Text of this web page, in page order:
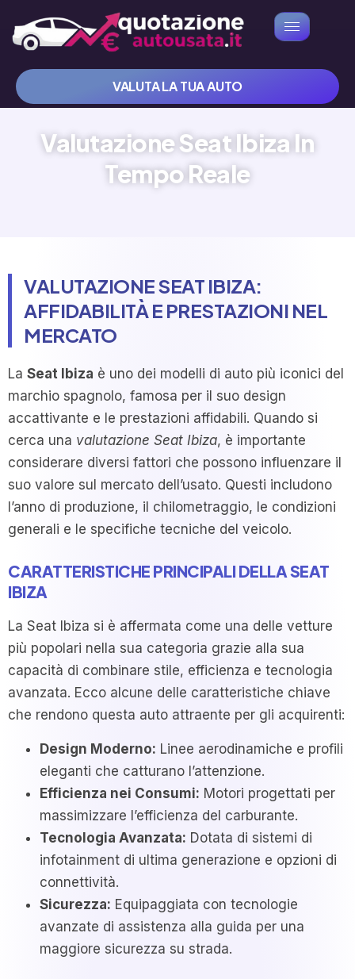
VALUTA LA TUA AUTO
Valutazione Seat Ibiza In
Tempo Reale
VALUTAZIONE SEAT IBIZA:
AFFIDABILITÀ E PRESTAZIONI NEL
MERCATO
La Seat Ibiza è uno dei modelli di auto più iconici del
marchio spagnolo, famosa per il suo design
accattivante e le prestazioni affidabili. Quando si
cerca una valutazione Seat Ibiza, è importante
considerare diversi fattori che possono influenzare il
suo valore sul mercato dell’usato. Questi includono
l’anno di produzione, il chilometraggio, le condizioni
generali e le specifiche tecniche del veicolo.
CARATTERISTICHE PRINCIPALI DELLA SEAT
IBIZA
La Seat Ibiza si è affermata come una delle vetture
più popolari nella sua categoria grazie alla sua
capacità di combinare stile, efficienza e tecnologia
avanzata. Ecco alcune delle caratteristiche chiave
che rendono questa auto attraente per gli acquirenti:
Design Moderno: Linee aerodinamiche e profili
eleganti che catturano l’attenzione.
Efficienza nei Consumi: Motori progettati per
massimizzare l’efficienza del carburante.
Tecnologia Avanzata: Dotata di sistemi di
infotainment di ultima generazione e opzioni di
connettività.
Sicurezza: Equipaggiata con tecnologie
avanzate di assistenza alla guida per una
maggiore sicurezza su strada.